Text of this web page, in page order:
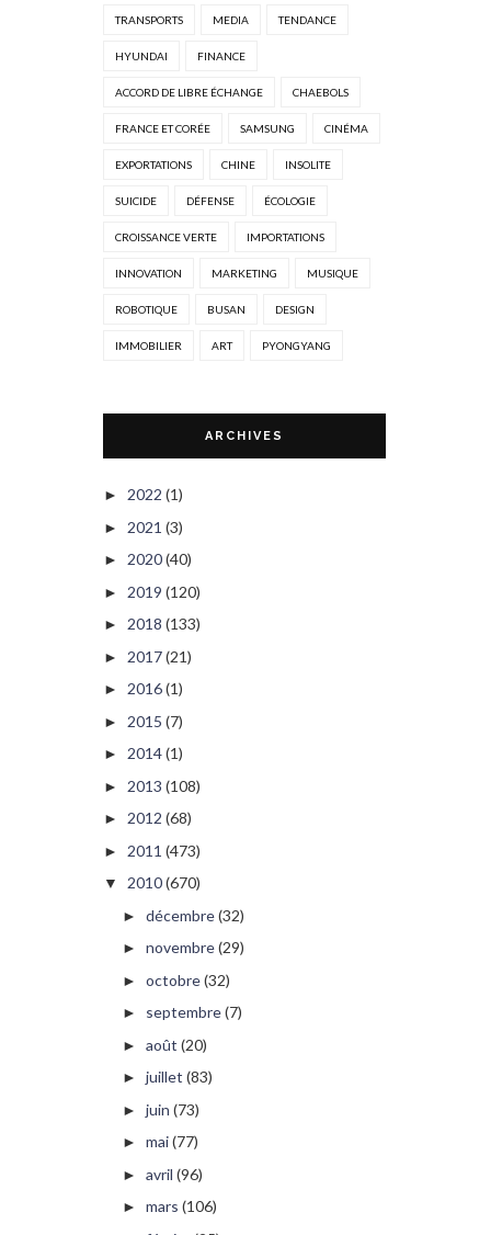
TRANSPORTS MEDIA TENDANCE
HYUNDAI FINANCE
ACCORD DE LIBRE ÉCHANGE CHAEBOLS
FRANCE ET CORÉE SAMSUNG CINÉMA
EXPORTATIONS CHINE INSOLITE
SUICIDE DÉFENSE ÉCOLOGIE
CROISSANCE VERTE IMPORTATIONS
INNOVATION MARKETING MUSIQUE
ROBOTIQUE BUSAN DESIGN
IMMOBILIER ART PYONGYANG
ARCHIVES
► 2022 (1)
► 2021 (3)
► 2020(40)
► 2019 (120)
► 2018 (133)
► 2017(21)
► 2016(1)
► 2015 (7)
► 2014(1)
► 2013 (108)
► 2012 (68)
► 2011 (473)
▼ 2010(670)
► décembre(32)
► novembre(29)
► octobre(32)
► septembre(7)
► août (20)
► juillet (83)
► juin (73)
► mai(77)
► avril (96)
► mars (106)